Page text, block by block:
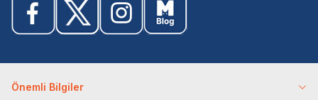
Önemli Bilgiler